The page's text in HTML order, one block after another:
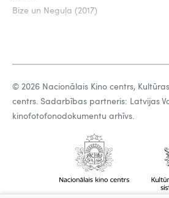
Bize un Neguļa (2017)
© 2026 Nacionālais Kino centrs,
centrs. Sadarbības partneris: Latvijas
kinofotofonodokumentu arhīvs.